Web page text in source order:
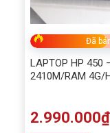
Đã
LAPTOP HP 450
2410M/RAM 4G/
2.990.000₫